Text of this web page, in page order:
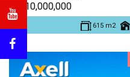
Rp. 10,000,000
615 m2